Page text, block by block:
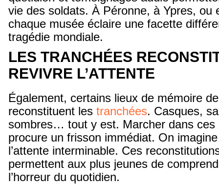
vie des soldats. À Péronne, à Ypres, ou
chaque musée éclaire une facette
tragédie mondiale.
LES TRANCHÉES
REVIVRE L’ATTENTE
Également, certains lieux de mémoire
reconstituent les tranchées. Casques,
sombres… tout y est. Marcher dans ces
procure un frisson immédiat. On imagine
l’attente interminable. Ces
permettent aux plus jeunes de
l’horreur du quotidien.